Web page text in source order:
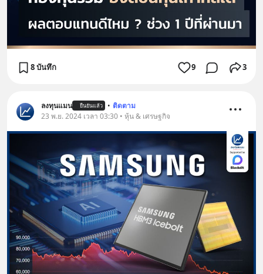
8 บันทึก 9 3
ลงทุนแมน ยืนยันแล้ว • ติดตาม
23 พ.ย. 2024 เวลา 03:30 • หุ้น & เศรษฐกิจ